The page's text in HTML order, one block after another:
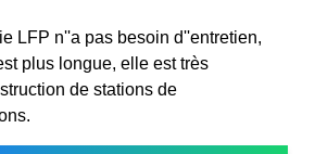
LFP n''a pas besoin d''entretien,
plus longue, elle est très
de stations de